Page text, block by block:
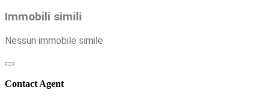
Immobili simili
Nessun immobile simile
Contact Agent